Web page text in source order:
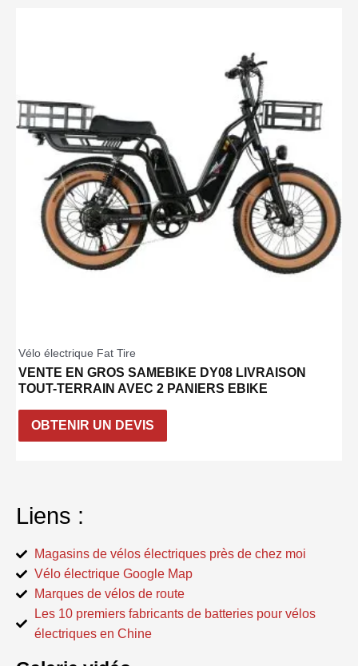
Vélo électrique Fat Tire
VENTE EN GROS SAMEBIKE DY08 LIVRAISON
TOUT-TERRAIN AVEC 2 PANIERS EBIKE
OBTENIR UN DEVIS
Liens :
Magasins de vélos électriques près de chez moi
Vélo électrique Google Map
Marques de vélos de route
Les 10 premiers fabricants de batteries pour vélos
électriques en Chine